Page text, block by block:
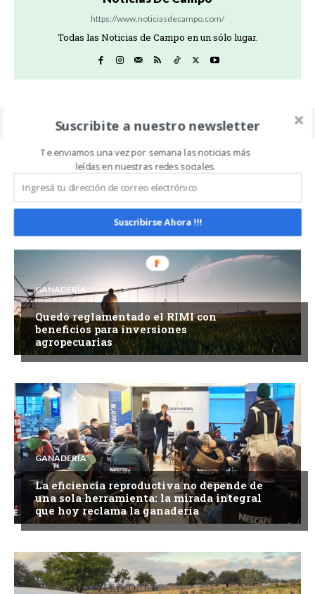
https://www.noticiasdecampo.com/
Todas las Noticias de Campo en un sólo lugar.
Related Articles
GANADERÍA
Quedó reglamentado el RIMI con
beneficios para inversiones
agropecuarias
GANADERÍA
La eficiencia reproductiva no depende de
una sola herramienta: la mirada integral
que hoy reclama la ganadería
Suscribite a nuestro newsletter
Te enviamos una vez por semana las noticias más
leídas en nuestras redes sociales.
Suscribirse Ahora !!!